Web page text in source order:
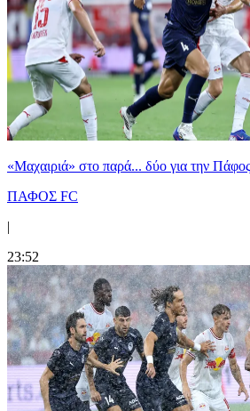
«Μαχαιριά» στο παρά... δύο για την
ΠΑΦΟΣ FC
|
23:52